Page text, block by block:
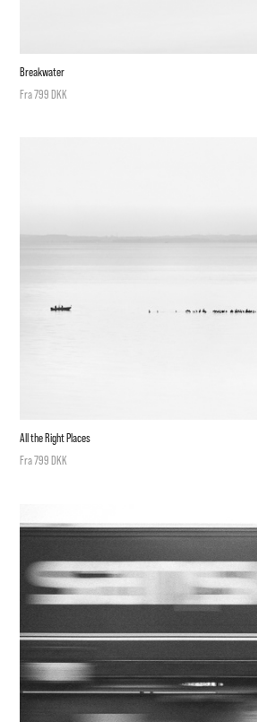
Breakwater
Fra 799 DKK
All the Right Places
Fra 799 DKK